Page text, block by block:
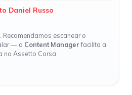
Daniel Russo
escanear o
— o Content Managerfacilita a
Assetto Corsa.